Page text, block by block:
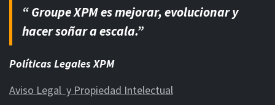
“ Groupe XPM es mejorar, evolucionar y
hacer soñar a escala.”
Políticas Legales XPM
Aviso Legal y Propiedad Intelectual